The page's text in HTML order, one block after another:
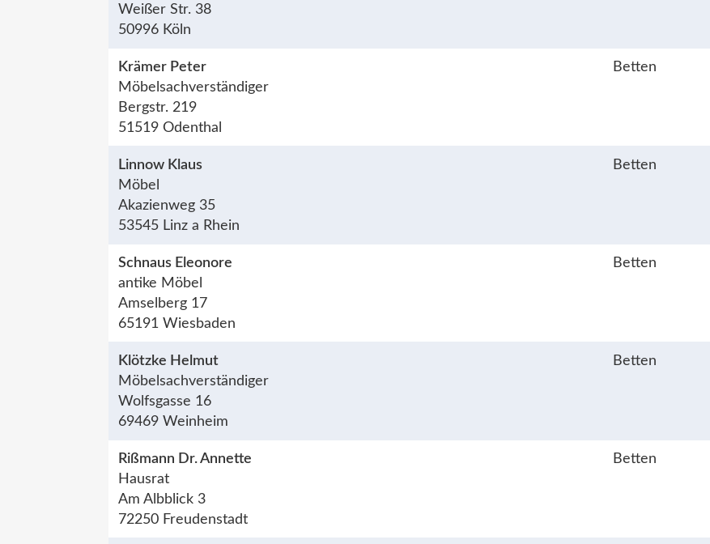
Weißer Str. 38
50996 Köln
Krämer Peter
Möbelsachverständiger
Bergstr. 219
51519 Odenthal
Betten
Linnow Klaus
Möbel
Akazienweg 35
53545 Linz a Rhein
Betten
Schnaus Eleonore
antike Möbel
Amselberg 17
65191 Wiesbaden
Betten
Klötzke Helmut
Möbelsachverständiger
Wolfsgasse 16
69469 Weinheim
Betten
Rißmann Dr. Annette
Hausrat
Am Albblick 3
72250 Freudenstadt
Betten